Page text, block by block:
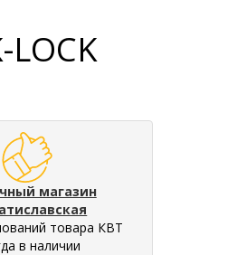
магазин
товара КВТ
в наличии